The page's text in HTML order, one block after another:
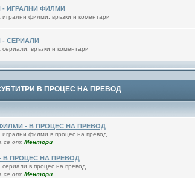
- ИГРАЛНИ ФИЛМИ
игрални филми, връзки и коментари
- СЕРИАЛИ
сериали, връзки и коментари
В ПРОЦЕС НА ПРЕВОД
- В ПРОЦЕС НА ПРЕВОД
игрални филми в процес на превод
се от:Ментори
В ПРОЦЕС НА ПРЕВОД
сериали в процес на превод
се от:Ментори